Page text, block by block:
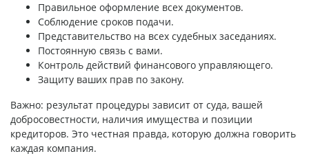
Правильное оформление всех документов.
Соблюдение сроков подачи.
Представительство на всех судебных заседаниях.
Постоянную связь с вами.
Контроль действий финансового управляющего.
Защиту ваших прав по закону.
Важно: результат процедуры зависит от суда, вашей
добросовестности, наличия имущества и позиции
кредиторов. Это честная правда, которую должна говорить
каждая компания.